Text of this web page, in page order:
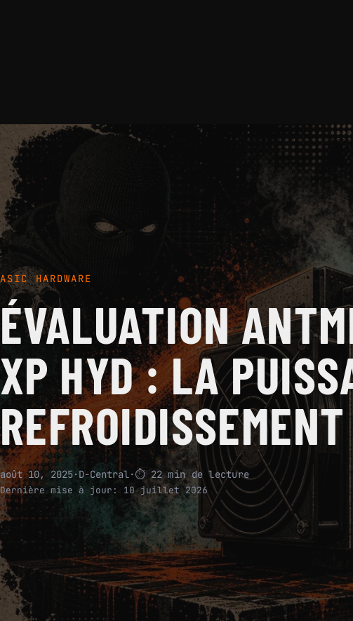
ASIC HARDWARE
ÉVALUATION
XP HYD : LA
août 10, 2025·D-Central ·⏱ 22 min de lecture
Dernière mise à jour: 10 juillet 2026